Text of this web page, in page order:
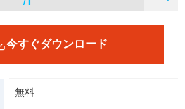
今すぐダウンロード
無料